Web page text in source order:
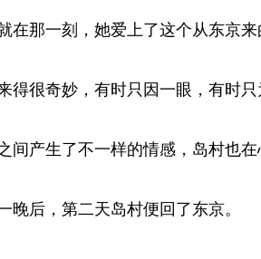
在那一刻，她爱上了这个从东京
得很奇妙，有时只因一眼，有时
间产生了不一样的情感，岛村也
晚后，第二天岛村便回了东京。